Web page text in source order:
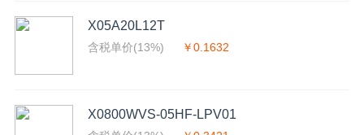
X05A20L12T
含税单价(13%) ￥0.1632
X0800WVS-05HF-LPV01